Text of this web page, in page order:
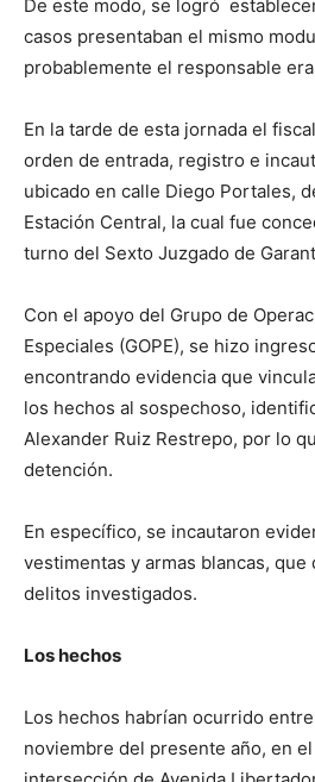
De este modo, se logró
casos presentaban el mismo
probablemente el responsable
En la tarde de esta jornada el
orden de entrada, registro e
ubicado en calle Diego Portales,
Estación Central, la cual fue
turno del Sexto Juzgado de
Con el apoyo del Grupo de
Especiales (GOPE), se hizo
encontrando evidencia que
los hechos al sospechoso,
Alexander Ruiz Restrepo, por lo
detención.
En específico, se incautaron
vestimentas y armas blancas,
delitos investigados.
Los hechos
Los hechos habrían ocurrido
noviembre del presente año, en